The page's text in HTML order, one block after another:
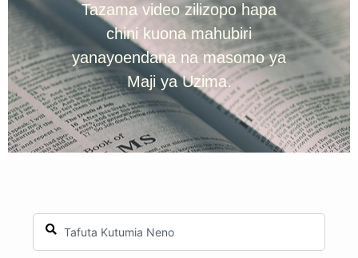
Tazama video zilizopo hapa
chini kuona mahubiri
yanayoendana na masomo ya
Maji ya Uzima.